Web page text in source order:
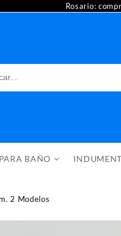
Rosario:
BAÑO
2 Modelos